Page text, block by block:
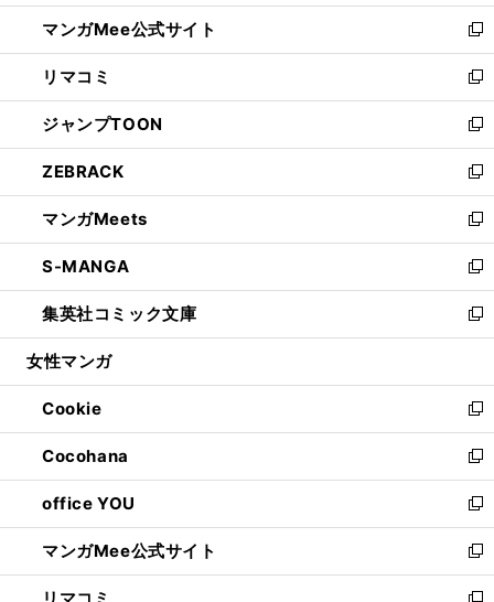
開
く
ン
ド
ウ
で
開
く
ウ
ィ
ン
ド
ウ
で
開
く
し
い
ウ
ィ
ン
ド
ウ
で
開
く
マンガMee公式サイト
新
し
い
ウ
ィ
ン
ド
ウ
で
開
く
リマコミ
新
し
い
ウ
ィ
ン
ド
ウ
で
開
く
ジャンプTOON
新
し
い
ウ
ィ
ン
ド
ウ
で
開
ZEBRACK
新
し
い
ウ
ィ
ン
ド
ウ
開
く
マンガMeets
新
し
い
ウ
ィ
ン
ウ
で
開
く
S-MANGA
新
し
い
ウ
ン
ド
ウ
で
開
く
集英社コミック文庫
新
し
ウ
ィ
ン
ド
ウ
で
開
く
女性マンガ
Cookie
新
し
い
ウ
ィ
ン
ド
ウ
Cocohana
新
し
い
ウ
ィ
ン
office YOU
新
し
い
ウ
マンガMee公式サイト
新
し